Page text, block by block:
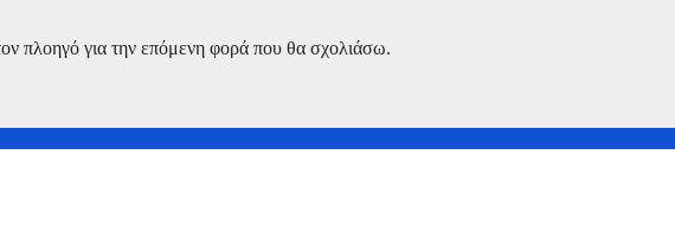
πλοηγό για την επόμενη φορά που θα σχολιάσω.